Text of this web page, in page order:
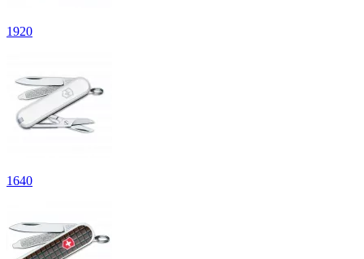
1920
1640